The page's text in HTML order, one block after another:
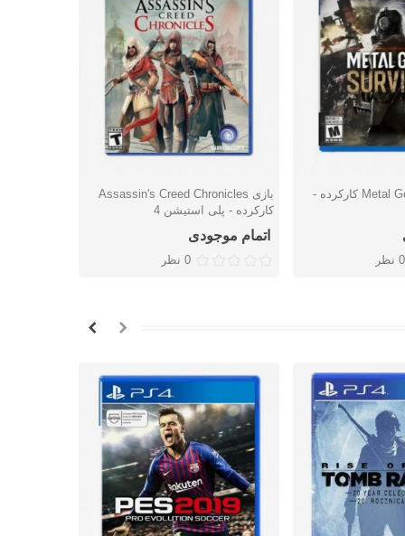
بازی Metal Gear Survive کارکرده -
0 نظر
دوست داشتن
بازی Assassin's Creed Chronicles
کارکرده - پلی استیشن 4
اتمام موجودی
0 نظر